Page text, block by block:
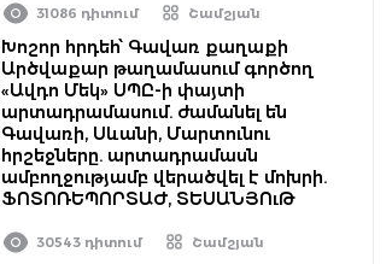
31086 դիտում Շամշյան
Խոշոր հրդեհ՝ Գավառ քաղաքի
Արծվաքար թաղամասում գործող
«Ավդո Մեկ» ՍՊԸ-ի փայտի
արտադրամասում. ժամանել են
Գավառի, Սևանի, Մարտունու
հրշեջները. արտադրամասն
ամբողջությամբ վերածվել է մոխրի.
ՖՈՏՈՌԵՊՈՐՏԱԺ, ՏԵՍԱՆՅՈւԹ
30543 դիտում Շամշյան